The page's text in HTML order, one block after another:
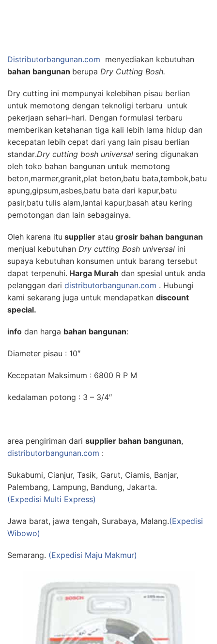
Distributorbangunan.com menyediakan kebutuhan
bahan bangunan berupa Dry Cutting Bosh.
Dry cutting ini mempunyai kelebihan pisau berlian
untuk memotong dengan teknoligi terbaru untuk
pekerjaan sehari–hari. Dengan formulasi terbaru
memberikan ketahanan tiga kali lebih lama hidup dan
kecepatan lebih cepat dari yang lain pisau berlian
standar.Dry cutting bosh universal sering digunakan
oleh toko bahan bangunan untuk memotong
beton,marmer,granit,plat beton,batu bata,tembok,batu
apung,gipsum,asbes,batu bata dari kapur,batu
pasir,batu tulis alam,lantai kapur,basah atau kering
pemotongan dan lain sebagainya.
Oleh karena itu supplier atau grosir bahan bangunan
menjual kebutuhan Dry cutting Bosh universal ini
supaya kebutuhan konsumen untuk barang tersebut
dapat terpenuhi. Harga Murah dan spesial untuk anda
pelanggan dari distributorbangunan.com . Hubungi
kami sekarang juga untuk mendapatkan discount
special.
info dan harga bahan bangunan:
Diameter pisau : 10″
Kecepatan Maksimum : 6800 R P M
kedalaman potong : 3 – 3/4″
area pengiriman dari supplier bahan bangunan,
distributorbangunan.com :
Sukabumi, Cianjur, Tasik, Garut, Ciamis, Banjar,
Palembang, Lampung, Bandung, Jakarta.
(Expedisi Multi Express)
Jawa barat, jawa tengah, Surabaya, Malang.(Expedisi
Wibowo)
Semarang. (Expedisi Maju Makmur)